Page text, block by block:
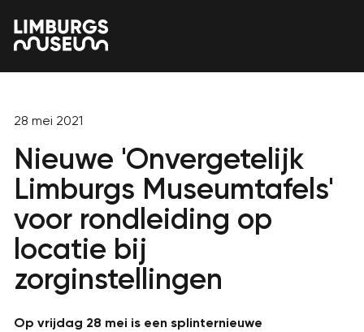
28 mei 2021
Nieuwe 'Onvergetelijk
Limburgs Museumtafels'
voor rondleiding op
locatie bij
zorginstellingen
Op vrijdag 28 mei is een splinternieuwe